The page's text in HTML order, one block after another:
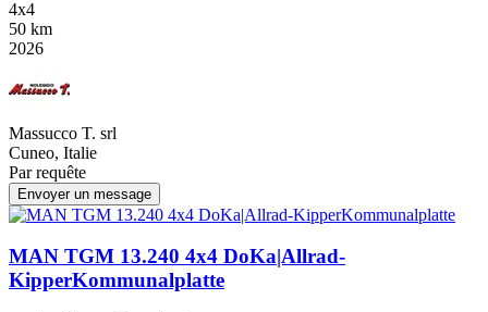
4x4
50 km
2026
Massucco T. srl
Cuneo, Italie
Par requête
Envoyer un message
MAN TGM 13.240 4x4 DoKa|Allrad-
KipperKommunalplatte